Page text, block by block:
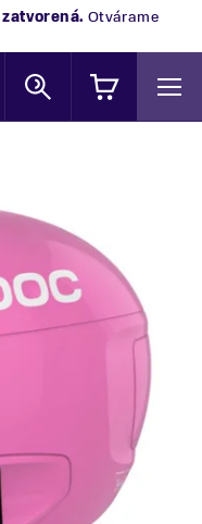
zatvorená. Otvárame